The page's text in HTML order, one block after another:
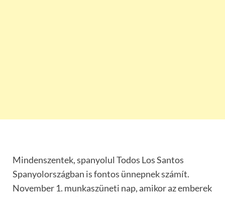
Mindenszentek, spanyolul Todos Los Santos
Spanyolországban is fontos ünnepnek számít.
November 1. munkaszüneti nap, amikor az emberek